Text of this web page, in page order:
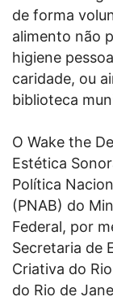
de forma
alimento não
higiene
caridade, ou
biblioteca
O Wake the
Estética
Política
(PNAB) do
Federal, por
Secretaria de
Criativa do
do Rio de